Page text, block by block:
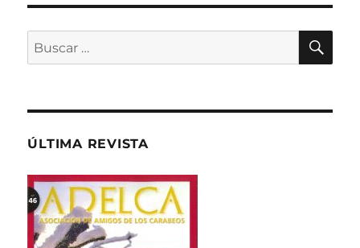
Buscar
por:
ÚLTIMA REVISTA